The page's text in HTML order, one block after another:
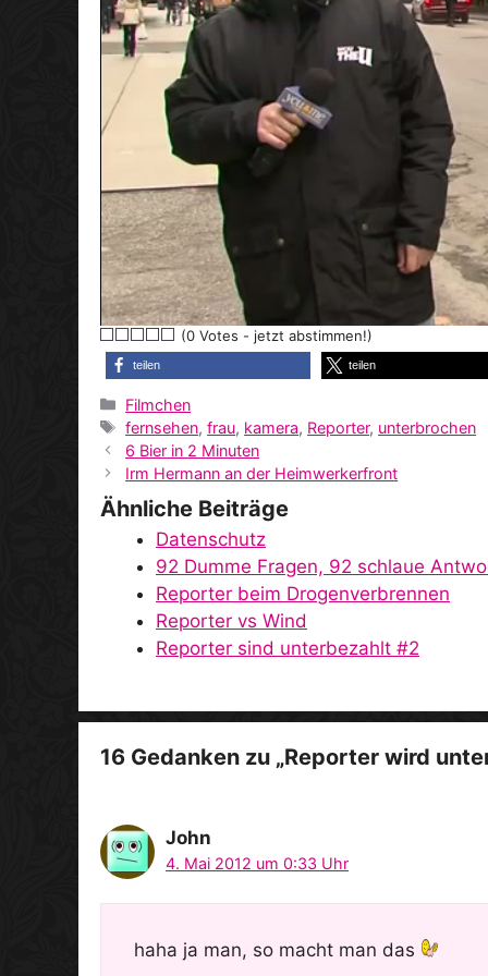
(0 Votes - jetzt abstimmen!)
teilen teilen
Kategorien
Filmchen
Schlagwörter
fernsehen,frau, kamera, Reporter, unterbrochen
6 Bier in 2 Minuten
Irm Hermann an der Heimwerkerfront
Ähnliche Beiträge
Datenschutz
92 Dumme Fragen, 92 schlaue
Reporter beim Drogenverbrennen
Reporter vs Wind
Reporter sind unterbezahlt #2
16 Gedanken zu „Reporter wird
John
4. Mai 2012 um 0:33 Uhr
haha ja man, so macht man das